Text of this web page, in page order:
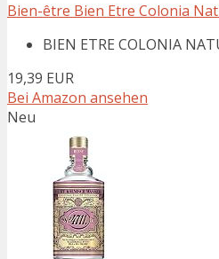
Bien-être Bien Etre Colonia
BIEN ETRE COLONIA
19,39 EUR
Bei Amazon ansehen
Neu